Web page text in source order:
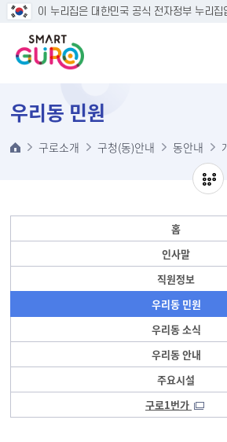
본문 바로가기
이 누리집은 대한민국 공식 전자정부 누리집
우리동 민원
구로소개 구청(동)안내 동안내
홈
인사말
직원정보
우리동 민원
우리동 소식
우리동 안내
주요시설
구로1번가